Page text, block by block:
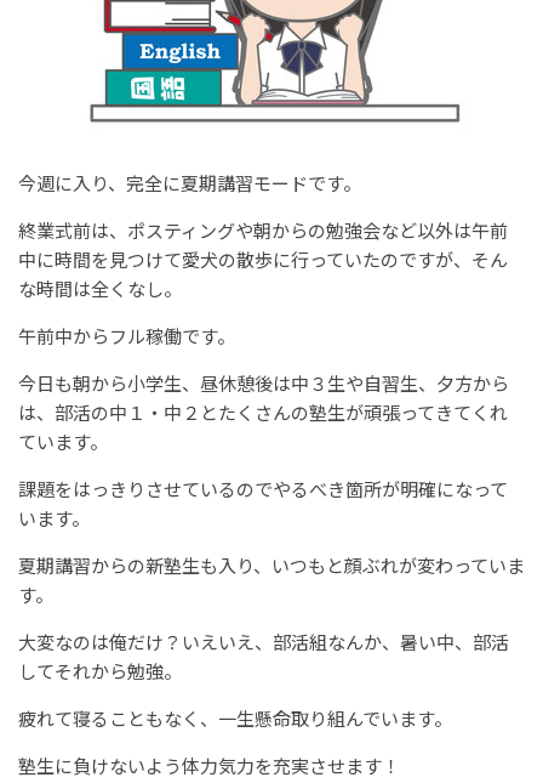
今週に入り、完全に夏期講習モードです。
終業式前は、ポスティングや朝からの勉強会など以外は午前
中に時間を見つけて愛犬の散歩に行っていたのですが、そん
な時間は全くなし。
午前中からフル稼働です。
今日も朝から小学生、昼休憩後は中３生や自習生、夕方から
は、部活の中１・中２とたくさんの塾生が頑張ってきてくれ
ています。
課題をはっきりさせているのでやるべき箇所が明確になって
います。
夏期講習からの新塾生も入り、いつもと顔ぶれが変わっていま
す。
大変なのは俺だけ？いえいえ、部活組なんか、暑い中、部活
してそれから勉強。
疲れて寝ることもなく、一生懸命取り組んでいます。
塾生に負けないよう体力気力を充実させます！